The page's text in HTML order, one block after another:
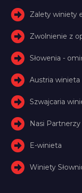
Zalety winiety
Zwolnienie z
Słowenia -
Austria winieta
Szwajcaria
Nasi Partnerzy
E-winieta
Winiety